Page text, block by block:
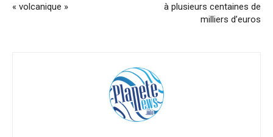
« volcanique »
à plusieurs centaines de
milliers d’euros